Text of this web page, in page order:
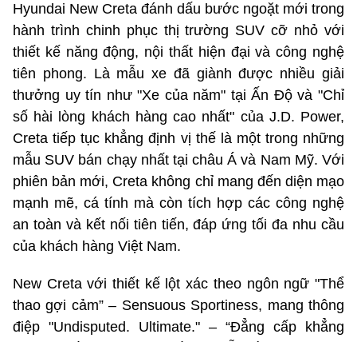
Hyundai New Creta đánh dấu bước ngoặt mới trong
hành trình chinh phục thị trường SUV cỡ nhỏ với
thiết kế năng động, nội thất hiện đại và công nghệ
tiên phong. Là mẫu xe đã giành được nhiều giải
thưởng uy tín như "Xe của năm" tại Ấn Độ và "Chỉ
số hài lòng khách hàng cao nhất" của J.D. Power,
Creta tiếp tục khẳng định vị thế là một trong những
mẫu SUV bán chạy nhất tại châu Á và Nam Mỹ. Với
phiên bản mới, Creta không chỉ mang đến diện mạo
mạnh mẽ, cá tính mà còn tích hợp các công nghệ
an toàn và kết nối tiên tiến, đáp ứng tối đa nhu cầu
của khách hàng Việt Nam.
New Creta với thiết kế lột xác theo ngôn ngữ "Thể
thao gợi cảm” – Sensuous Sportiness, mang thông
điệp "Undisputed. Ultimate." – “Đẳng cấp khẳng